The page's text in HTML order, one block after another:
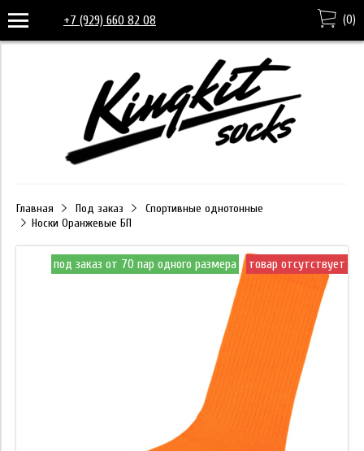
+7 (929) 660 82 08 (0)
Главная Под заказ
Спортивные однотонные
Носки Оранжевые БП
под заказ от 70 пар одного размера товар отсутствует